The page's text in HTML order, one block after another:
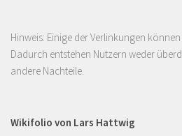
Hinweis: Einige der Verlinkungen
Dadurch entstehen Nutzern weder
andere Nachteile.
Wikifolio von Lars Hattwig